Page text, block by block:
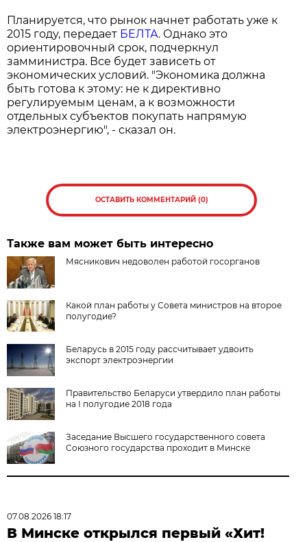
Планируется, что рынок начнет работать уже к
2015 году, передает БЕЛТА. Однако это
ориентировочный срок, подчеркнул
замминистра. Все будет зависеть от
экономических условий. "Экономика должна
быть готова к этому: не к директивно
регулируемым ценам, а к возможности
отдельных субъектов покупать напрямую
электроэнергию", - сказал он.
ОСТАВИТЬ КОММЕНТАРИЙ (0)
Также вам может быть интересно
Мясникович недоволен работой госорганов
Какой план работы у Совета министров на второе
полугодие?
Беларусь в 2015 году рассчитывает удвоить
экспорт электроэнергии
Правительство Беларуси утвердило план работы
на I полугодие 2018 года
Заседание Высшего государственного совета
Союзного государства проходит в Минске
07.08.2026 18:17
В Минске открылся первый «Хит!